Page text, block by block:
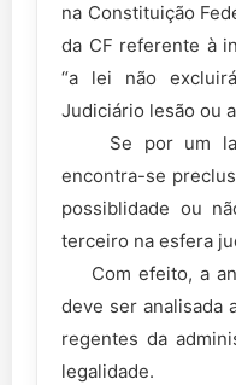
na Constituição
da CF referente à
“a lei não
Judiciário lesão ou
Se por um
encontra-se
possiblidade ou
terceiro na esfera
Com efeito, a
deve ser analisada
regentes da
legalidade.